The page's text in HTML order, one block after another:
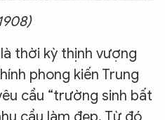
thời kỳ thịnh vượng
phong kiến Trung
cầu “trường sinh bất